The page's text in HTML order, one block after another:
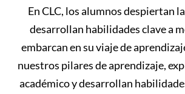
En CLC, los alumnos despiertan
desarrollan habilidades clave a
embarcan en su viaje de
nuestros pilares de aprendizaje,
académico y desarrollan